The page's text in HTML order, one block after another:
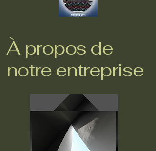
À propos de
notre entreprise